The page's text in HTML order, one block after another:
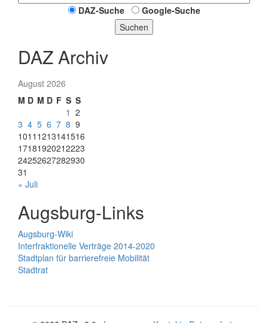
DAZ-Suche
Google-Suche
Suchen
DAZ Archiv
August 2026
M D M D F S S
1 2
3 4 5 6 7 8 9
1011 1213141516
17181920212223
24252627282930
31
« Juli
Augsburg-Links
Augsburg-Wiki
Interfraktionelle Verträge 2014-2020
Stadtplan für barrierefreie Mobilität
Stadtrat